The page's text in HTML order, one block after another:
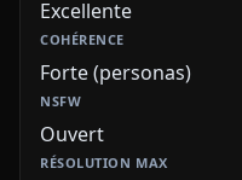
Excellente
Forte (personas)
Ouvert